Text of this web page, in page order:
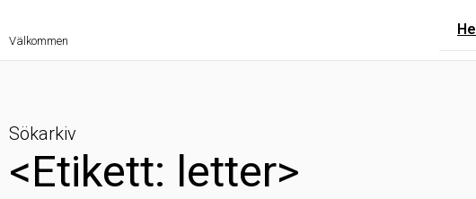
Välkommen
Sökarkiv
<Etikett: letter>